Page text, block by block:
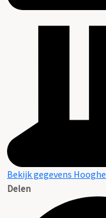
Bekijk gegevens
Delen